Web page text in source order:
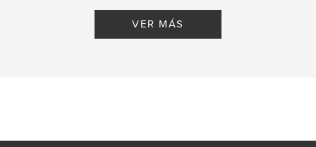
VER MÁS